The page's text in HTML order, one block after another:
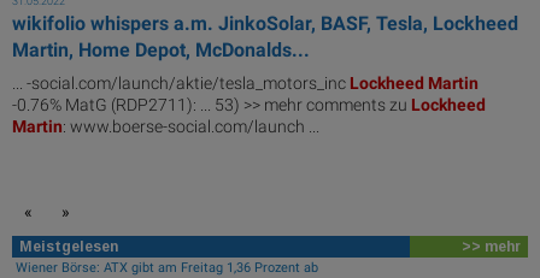
wikifolio whispers a.m. JinkoSolar, BASF, Tesla, Lockheed
Martin, Home Depot, McDonalds...
... -social.com/launch/aktie/tesla_motors_inc Lockheed Martin
-0.76% MatG (RDP2711): ... 53) >> mehr comments zu Lockheed
Martin: www.boerse-social.com/launch ...
« »
Meistgelesen >> mehr
Wiener Börse: ATX gibt am Freitag 1,36 Prozent ab